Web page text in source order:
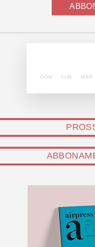
DOM LUN MAR